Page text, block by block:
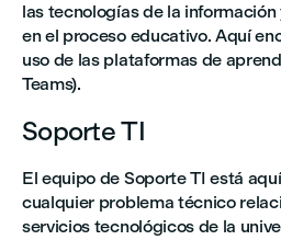
las tecnologías de la
en el proceso educativo. Aquí
uso de las plataformas de
Teams).
Soporte TI
El equipo de Soporte TI está
cualquier problema técnico
servicios tecnológicos de la